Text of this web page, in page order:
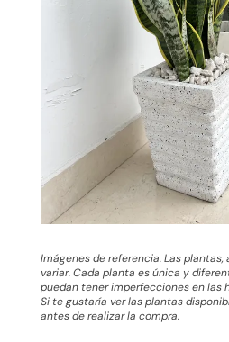
Imágenes de referencia. Las plantas,
variar. Cada planta es única y
puedan tener imperfecciones en las
Si te gustaría ver las plantas
antes de realizar la compra.